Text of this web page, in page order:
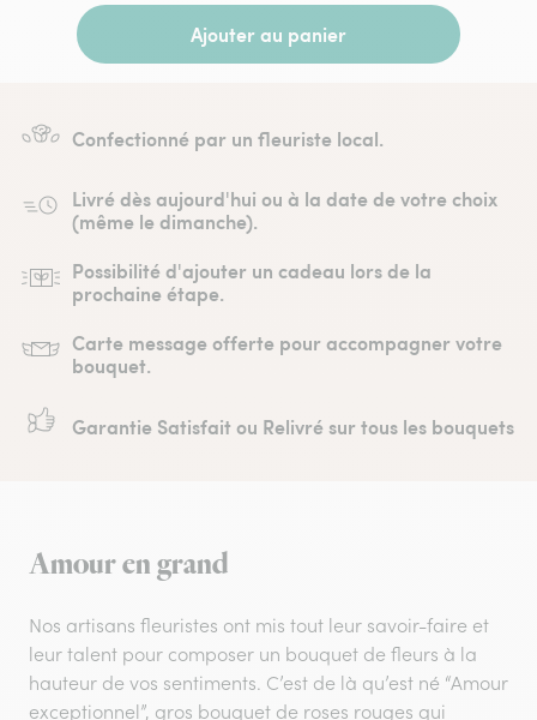
Ajouter au panier
Confectionné par un fleuriste local.
Livré dès aujourd'hui ou à la date de votre choix
(même le dimanche).
Possibilité d'ajouter un cadeau lors de la
prochaine étape.
Carte message offerte pour accompagner votre
bouquet.
Garantie Satisfait ou Relivré sur tous les bouquets
Amour en grand
Nos artisans fleuristes ont mis tout leur savoir-faire et
leur talent pour composer un bouquet de fleurs à la
hauteur de vos sentiments. C’est de là qu’est né “Amour
exceptionnel”, gros bouquet de roses rouges qui